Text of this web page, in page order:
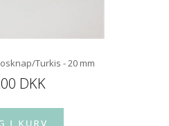
Turkis - 20 mm
DKK